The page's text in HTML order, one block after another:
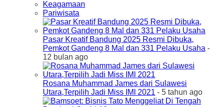
Keagamaan
Pariwisata
Pasar Kreatif Bandung 2025 Resmi Dibuka,
Pemkot Gandeng 8 Mal dan 331 Pelaku Usaha -
12 bulan ago
Rosana Muhammad James dari Sulawesi
Utara,Terpilih Jadi Miss IMI 2021 - 5 tahun ago